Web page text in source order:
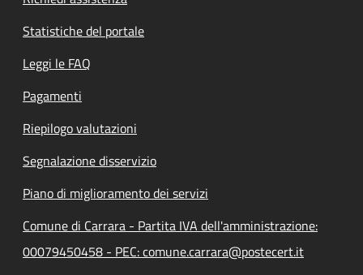
Statistiche del portale
Leggi le FAQ
Pagamenti
Riepilogo valutazioni
Segnalazione disservizio
Piano di miglioramento dei servizi
Comune di Carrara - Partita IVA dell'amministrazione:
00079450458 - PEC: comune.carrara@postecert.it